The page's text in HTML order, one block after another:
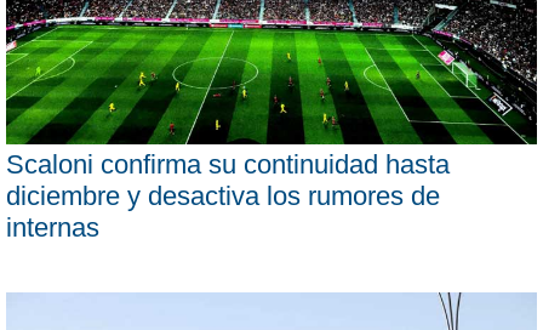
Scaloni confirma su continuidad hasta
diciembre y desactiva los rumores de
internas